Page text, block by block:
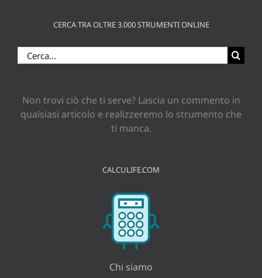
CERCA TRA OLTRE 3.000 STRUMENTI ONLINE
Cerca
per:
Non trovi ciò che ti serve? Lascia un commento in
qualsiasi articolo e realizzeremo lo strumento che
ti manca.
CALCULIFE.COM
Chi siamo